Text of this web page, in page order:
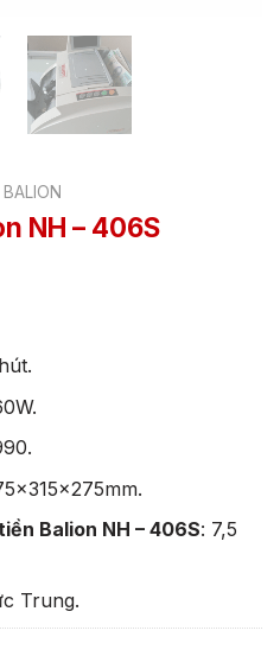
NH – 406S
Balion NH – 406S: 7,5
Trung.